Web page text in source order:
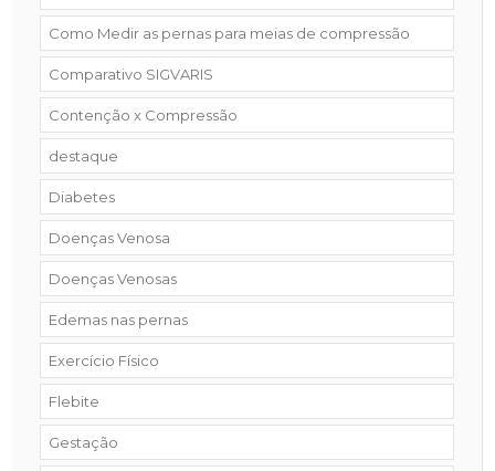
Como Medir as pernas para meias de compressão
Comparativo SIGVARIS
Contenção x Compressão
destaque
Diabetes
Doenças Venosa
Doenças Venosas
Edemas nas pernas
Exercício Físico
Flebite
Gestação